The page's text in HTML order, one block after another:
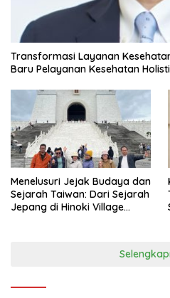
Transformasi Layanan
Baru Pelayanan Kesehatan
Menelusuri Jejak Budaya dan
Sejarah Taiwan: Dari Sejarah
Jepang di Hinoki Village